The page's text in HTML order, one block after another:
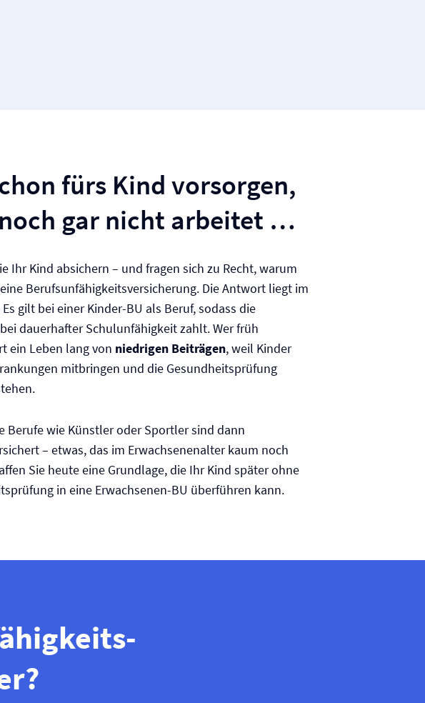
fürs Kind vorsorgen,
gar nicht arbeitet …
Ihr Kind absichern – und fragen sich zu Recht, warum
Berufs­unfähigkeits­versicherung. Die Antwort liegt im
Es gilt bei einer Kinder-BU als Beruf, sodass die
dauerhafter Schulunfähigkeit zahlt. Wer früh
ein Leben lang von niedrigen Beiträgen, weil Kinder
mitbringen und die Gesundheitsprüfung
Berufe wie Künstler oder Sportler sind dann
– etwas, das im Erwachsenenalter kaum noch
Sie heute eine Grundlage, die Ihr Kind später ohne
in eine Erwachsenen-BU überführen kann.